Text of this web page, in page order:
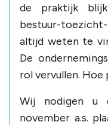
de praktijk
bestuur-
altijd weten te
De
rol vervullen. Hoe
Wij nodigen u
november a.s.